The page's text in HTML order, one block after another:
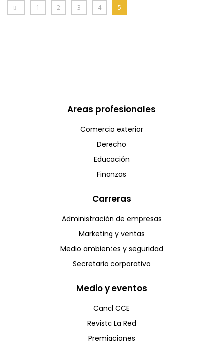
1 2 3 4 5
Areas profesionales
Comercio exterior
Derecho
Educación
Finanzas
Carreras
Administración de empresas
Marketing y ventas
Medio ambientes y seguridad
Secretario corporativo
Medio y eventos
Canal CCE
Revista La Red
Premiaciones